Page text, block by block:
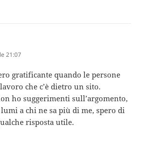
21:07
gratificante quando le persone
che c’è dietro un sito.
ho suggerimenti sull’argomento,
a chi ne sa più di me, spero di
risposta utile.